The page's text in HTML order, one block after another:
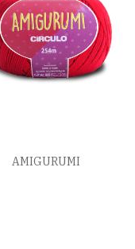
AMIGURUMI